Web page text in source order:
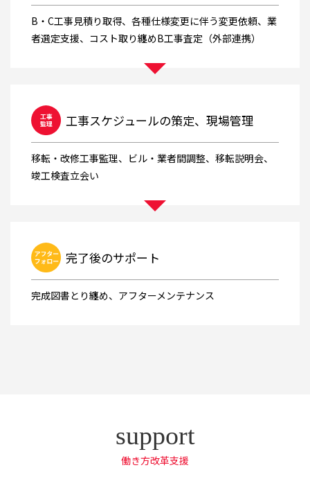
B・C工事見積り取得、各種仕様変更に伴う変更依頼、業
者選定支援、コスト取り纏めB工事査定（外部連携）
工事スケジュールの策定、現場管理
移転・改修工事監理、ビル・業者間調整、移転説明会、
竣工検査立会い
完了後のサポート
完成図書とり纏め、アフターメンテナンス
働き方改革支援